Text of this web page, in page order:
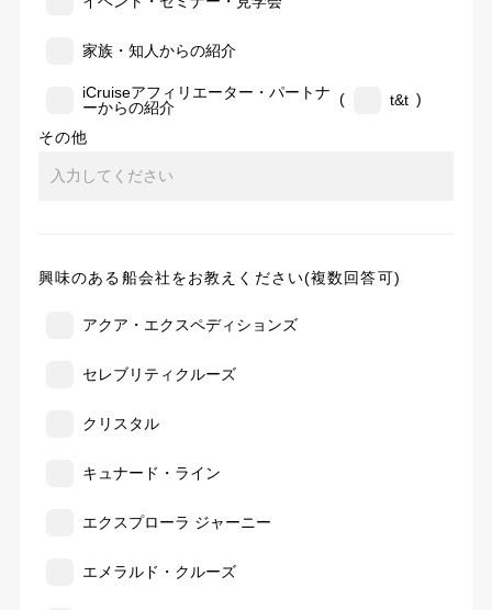
家族・知人からの紹介
iCruiseアフィリエーター・パートナ
ーからの紹介
( t&t )
その他
興味のある船会社をお教えください(複数回答可)
アクア・エクスペディションズ
セレブリティクルーズ
クリスタル
キュナード・ライン
エクスプローラ ジャーニー
エメラルド・クルーズ